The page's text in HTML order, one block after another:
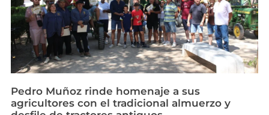
Pedro Muñoz rinde homenaje a sus
agricultores con el tradicional almuerzo y